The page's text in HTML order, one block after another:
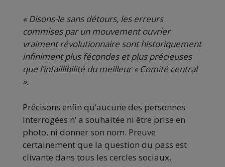
« Disons-le sans détours, les erreurs
commises par un mouvement ouvrier
vraiment révolutionnaire sont historiquement
infiniment plus fécondes et plus précieuses
que l’infaillibilité du meilleur « Comité central
».
Précisons enfin qu’aucune des personnes
interrogées n’ a souhaitée ni être prise en
photo, ni donner son nom. Preuve
certainement que la question du pass est
clivante dans tous les cercles sociaux,